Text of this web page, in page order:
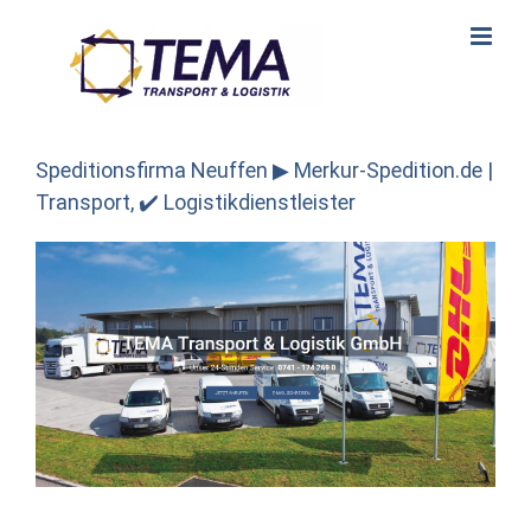
Speditionsfirma Neuffen ▶︎ Merkur-Spedition.de |
Transport, ✔️ Logistikdienstleister